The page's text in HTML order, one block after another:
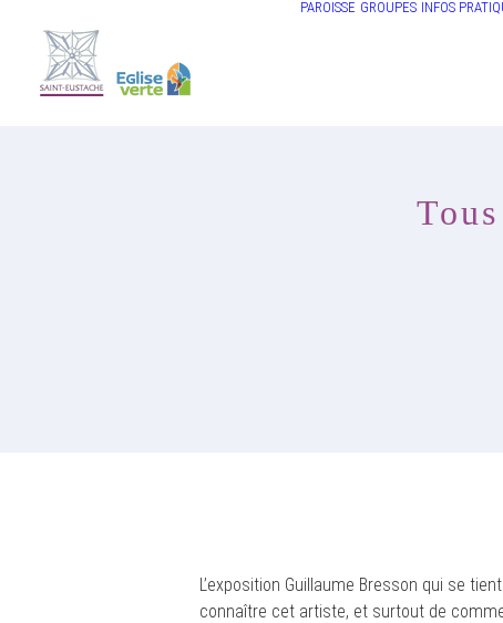
PAROISSE GROUPES INFOS
L’exposition Guillaume Bresson qui se
connaître cet artiste, et surtout de